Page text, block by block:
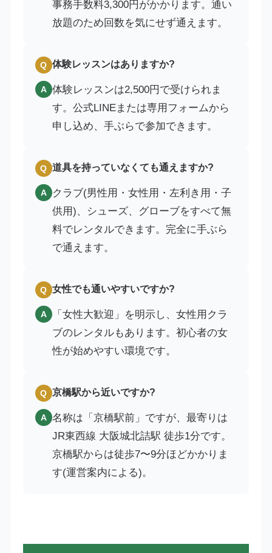
事務手数料3,300円がかかります。通い
放題のため回数を気にせず通えます。
Q 体験レッスンはありますか?
A 体験レッスンは2,500円で受けられま
す。公式LINEまたは専用フォームから
申し込め、手ぶらで参加できます。
Q 道具を持っていなくても通えますか?
A クラブ(男性用・女性用・左利き用・子
供用)、シューズ、グローブをすべて無
料でレンタルできます。完全に手ぶら
で通えます。
Q 女性でも通いやすいですか?
A 「女性大歓迎」を明示し、女性用クラ
ブのレンタルもあります。初心者の女
性が始めやすい環境です。
Q 京橋駅から近いですか?
A 名称は「京橋駅前」ですが、最寄りは
JR東西線 大阪城北詰駅 徒歩1分です。
京橋駅からは徒歩7〜9分ほどかかりま
す(運営案内による)。